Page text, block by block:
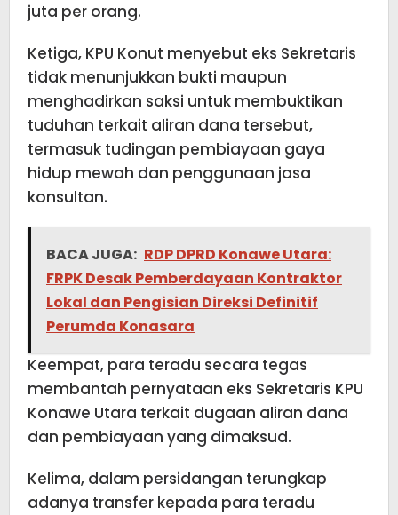
juta per orang.
Ketiga, KPU Konut menyebut eks Sekretaris
tidak menunjukkan bukti maupun
menghadirkan saksi untuk membuktikan
tuduhan terkait aliran dana tersebut,
termasuk tudingan pembiayaan gaya
hidup mewah dan penggunaan jasa
konsultan.
BACA JUGA: RDP DPRD Konawe Utara:
FRPK Desak Pemberdayaan Kontraktor
Lokal dan Pengisian Direksi Definitif
Perumda Konasara
Keempat, para teradu secara tegas
membantah pernyataan eks Sekretaris KPU
Konawe Utara terkait dugaan aliran dana
dan pembiayaan yang dimaksud.
Kelima, dalam persidangan terungkap
adanya transfer kepada para teradu